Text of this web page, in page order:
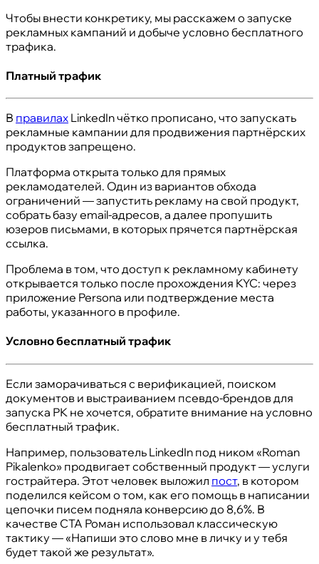
Чтобы внести конкретику, мы расскажем о запуске
рекламных кампаний и добыче условно бесплатного
трафика.
Платный трафик
В правилах LinkedIn чётко прописано, что запускать
рекламные кампании для продвижения партнёрских
продуктов запрещено.
Платформа открыта только для прямых
рекламодателей. Один из вариантов обхода
ограничений — запустить рекламу на свой продукт,
собрать базу email-адресов, а далее пропушить
юзеров письмами, в которых прячется партнёрская
ссылка.
Проблема в том, что доступ к рекламному кабинету
открывается только после прохождения KYC: через
приложение Persona или подтверждение места
работы, указанного в профиле.
Условно бесплатный трафик
Если заморачиваться с верификацией, поиском
документов и выстраиванием псевдо-брендов для
запуска РК не хочется, обратите внимание на условно
бесплатный трафик.
Например, пользователь LinkedIn под ником «Roman
Pikalenko» продвигает собственный продукт — услуги
гострайтера. Этот человек выложил пост, в котором
поделился кейсом о том, как его помощь в написании
цепочки писем подняла конверсию до 8,6%. В
качестве CTA Роман использовал классическую
тактику — «Напиши это слово мне в личку и у тебя
будет такой же результат».